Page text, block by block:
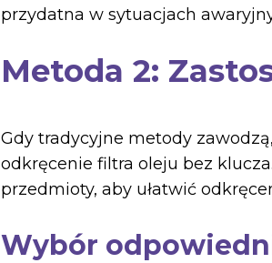
przydatna w sytuacjach
Metoda 2:
Gdy tradycyjne metody
odkręcenie filtra oleju bez
przedmioty, aby ułatwić
Wybór